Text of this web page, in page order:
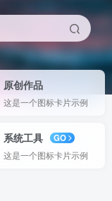
原创作品
这是一个图标卡片示例
系统工具
GO
这是一个图标卡片示例